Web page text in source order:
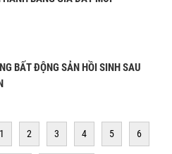
BẤT ĐỘNG SẢN HỒI SINH SAU
1 2 3 4 5 6